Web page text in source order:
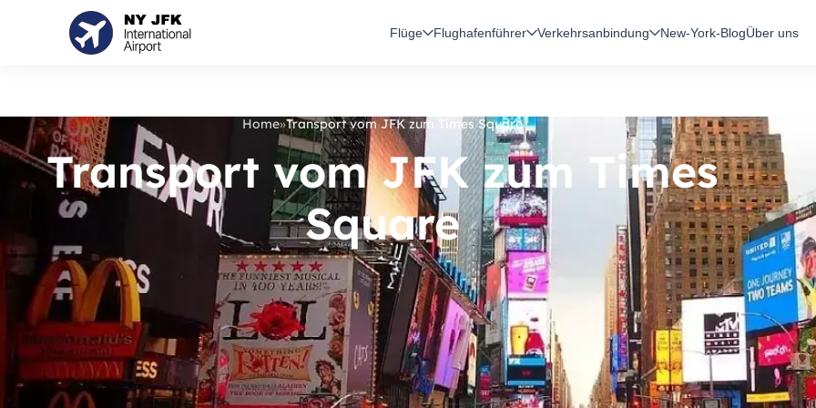
Flüge Flughafenführer Verkehrsanbindung New-York-BlogÜber uns
Home»Transport vom JFK zum Times Square
Transport vom JFK zum Times
Square